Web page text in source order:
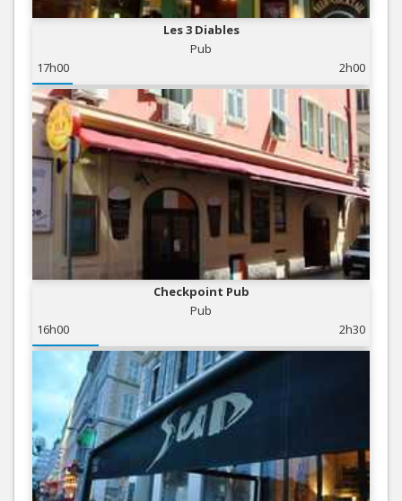
Les 3 Diables
Pub
17h00
2h00
Checkpoint Pub
Pub
16h00
2h30